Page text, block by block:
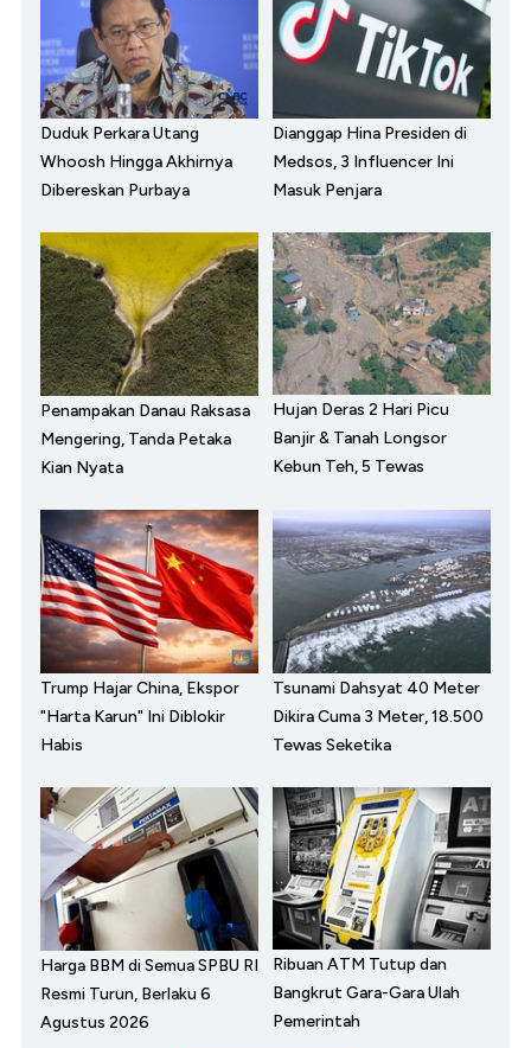
Duduk Perkara Utang
Whoosh Hingga Akhirnya
Dibereskan Purbaya
Dianggap Hina Presiden di
Medsos, 3 Influencer Ini
Masuk Penjara
Penampakan Danau Raksasa
Mengering, Tanda Petaka
Kian Nyata
Hujan Deras 2 Hari Picu
Banjir & Tanah Longsor
Kebun Teh, 5 Tewas
Trump Hajar China, Ekspor
"Harta Karun" Ini Diblokir
Habis
Tsunami Dahsyat 40 Meter
Dikira Cuma 3 Meter, 18.500
Tewas Seketika
Harga BBM di Semua SPBU RI
Resmi Turun, Berlaku 6
Agustus 2026
Ribuan ATM Tutup dan
Bangkrut Gara-Gara Ulah
Pemerintah